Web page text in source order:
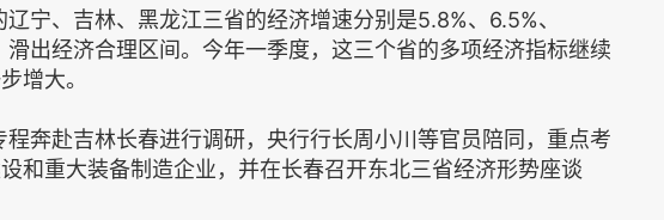
宁、吉林、黑龙江三省的经济增速分别是5.8%、6.5%、
出经济合理区间。今年一季度，这三个省的多项经济指标继续
增大。
奔赴吉林长春进行调研，央行行长周小川等官员陪同，重点考
和重大装备制造企业，并在长春召开东北三省经济形势座谈